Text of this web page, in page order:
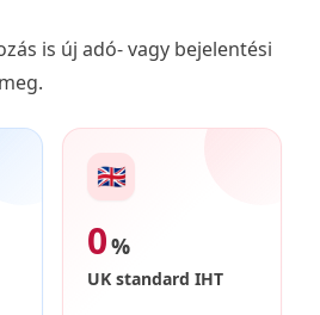
is új adó- vagy bejelentési
🇬🇧
0%
UK standard IHT